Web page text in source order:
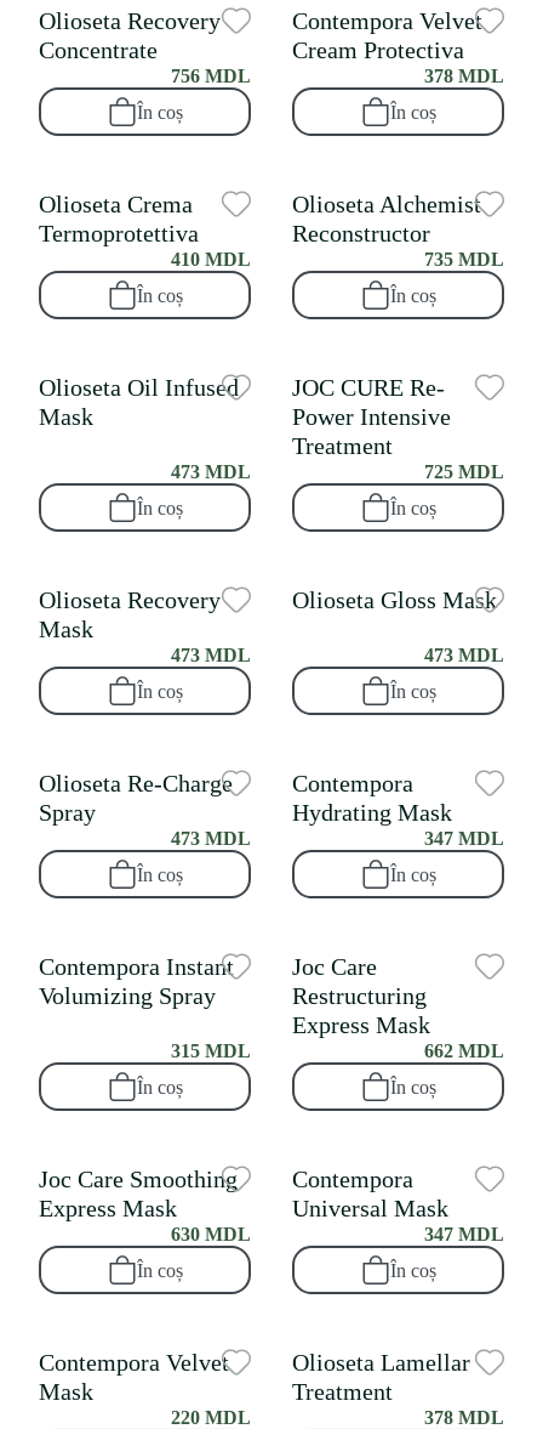
Olioseta Recovery
Concentrate
756 MDL
În coș
Contempora Velvet
Cream Protectiva
378 MDL
În coș
Olioseta Crema
Termoprotettiva
410 MDL
În coș
Olioseta Alchemist
Reconstructor
735 MDL
În coș
Olioseta Oil Infused
Mask
473 MDL
În coș
JOC CURE Re-
Power Intensive
Treatment
725 MDL
În coș
Olioseta Recovery
Mask
473 MDL
În coș
Olioseta Gloss Mask
473 MDL
În coș
Olioseta Re-Charge
Spray
473 MDL
În coș
Contempora
Hydrating Mask
347 MDL
În coș
Contempora Instant
Volumizing Spray
315 MDL
În coș
Joc Care
Restructuring
Express Mask
662 MDL
În coș
Joc Care Smoothing
Express Mask
630 MDL
În coș
Contempora
Universal Mask
347 MDL
În coș
Contempora Velvet
Mask
220 MDL
Olioseta Lamellar
Treatment
378 MDL